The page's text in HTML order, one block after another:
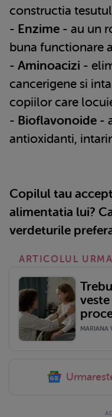
constructia
- Enzime - au un
buna functionare
- Aminoacizi -
cancerigene si
copiilor care
- Bioflavonoide -
antioxidanti,
Copilul tau
alimentatia lui?
verdeturile
ARTICOLUL
MARIANA